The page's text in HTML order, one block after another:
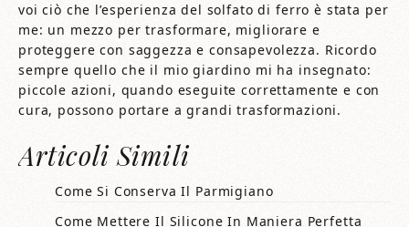
voi ciò che l’esperienza del solfato di ferro è stata per
me: un mezzo per trasformare, migliorare e
proteggere con saggezza e consapevolezza. Ricordo
sempre quello che il mio giardino mi ha insegnato:
piccole azioni, quando eseguite correttamente e con
cura, possono portare a grandi trasformazioni.
Articoli Simili
Come Si Conserva Il Parmigiano
Come Mettere Il Silicone In Maniera Perfetta